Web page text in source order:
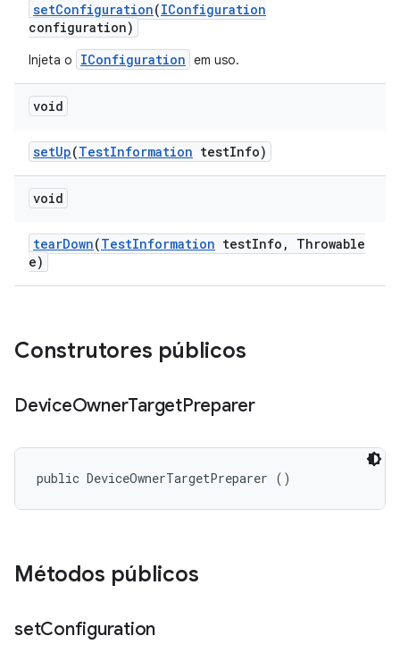
setConfiguration(IConfiguration
configuration)
Injeta o IConfiguration em uso.
void
setUp(TestInformation testInfo)
void
tearDown(TestInformation testInfo ,
Throwable
e)
Construtores públicos
DeviceOwnerTargetPreparer
public DeviceOwnerTargetPreparer ()
Métodos públicos
setConfiguration